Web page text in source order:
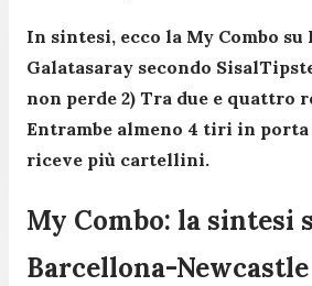
In sintesi, ecco la My Combo
Galatasaray secondo
non perde 2) Tra due e quattro
Entrambe almeno 4 tiri in porta
riceve più cartellini.
My Combo: la sintesi
Barcellona-Newcastle